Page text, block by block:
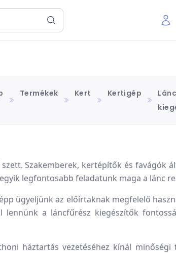
Termékek Kert Kertigép
Szakemberek, kertépítők és favágók
legfontosabb feladatunk maga a lánc
ügyeljünk az előírtaknak megfelelő
a láncfűrész kiegészítők
háztartás vezetéséhez kínál